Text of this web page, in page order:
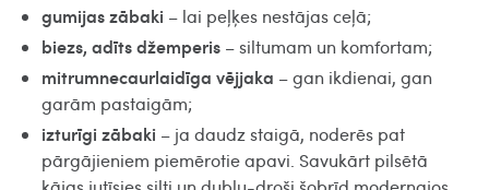
gumijas zābaki – lai peļķes nestājas ceļā;
biezs, adīts džemperis – siltumam un komfortam;
mitrumnecaurlaidīga vējjaka – gan ikdienai, gan
garām pastaigām;
izturīgi zābaki – ja daudz staigā, noderēs pat
pārgājieniem piemērotie apavi. Savukārt pilsētā